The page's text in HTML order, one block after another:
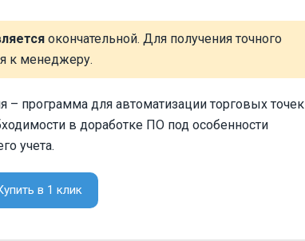
окончательной. Для получения точного
к менеджеру.
– программа для автоматизации торговых точек
в доработке ПО под особенности
учета.
в 1 клик